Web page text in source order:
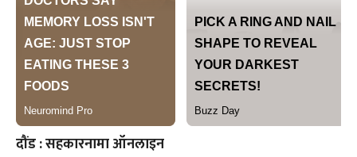
दौंड : सहकारनामा ऑनलाइन